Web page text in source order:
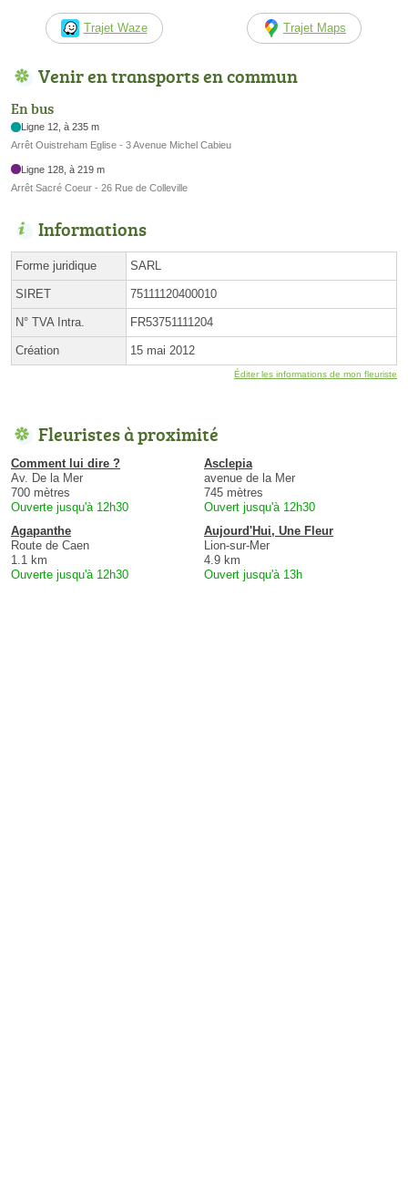
Trajet Waze Trajet Maps
Venir en transports en commun
En bus
Ligne 12, à 235 m
Arrêt Ouistreham Eglise - 3 Avenue Michel Cabieu
Ligne 128, à 219 m
Arrêt Sacré Coeur - 26 Rue de Colleville
Informations
Forme juridique SARL
SIRET 75111120400010
N° TVA Intra. FR53751111204
Création 15 mai 2012
Éditer les informations de mon fleuriste
Fleuristes à proximité
Comment lui dire ?
Av. De la Mer
700 mètres
Ouverte jusqu'à 12h30
Asclepia
avenue de la Mer
745 mètres
Ouvert jusqu'à 12h30
Agapanthe
Route de Caen
1.1 km
Ouverte jusqu'à 12h30
Aujourd'Hui, Une Fleur
Lion-sur-Mer
4.9 km
Ouvert jusqu'à 13h